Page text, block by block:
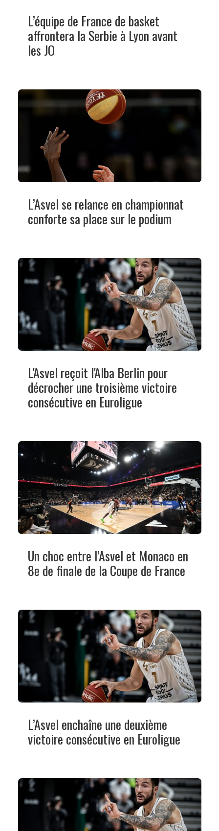
L’équipe de France de basket
affrontera la Serbie à Lyon avant
les JO
L’Asvel se relance en championnat
conforte sa place sur le podium
L'Asvel reçoit l'Alba Berlin pour
décrocher une troisième victoire
consécutive en Euroligue
Un choc entre l’Asvel et Monaco en
8e de finale de la Coupe de France
L’Asvel enchaîne une deuxième
victoire consécutive en Euroligue